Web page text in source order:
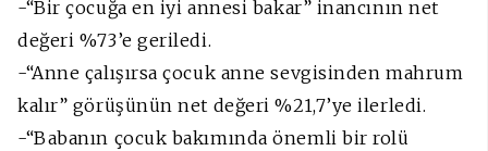
-“Bir çocuğa en iyi annesi bakar” inancının net
değeri %73’e geriledi.
-“Anne çalışırsa çocuk anne sevgisinden mahrum
kalır” görüşünün net değeri %21,7’ye ilerledi.
-“Babanın çocuk bakımında önemli bir rolü